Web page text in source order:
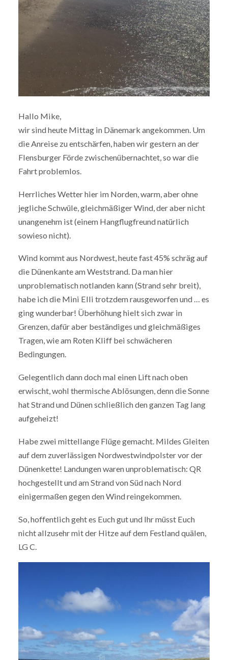
Hallo Mike,
wir sind heute Mittag in Dänemark angekommen. Um
die Anreise zu entschärfen, haben wir gestern an der
Flensburger Förde zwischenübernachtet, so war die
Fahrt problemlos.
Herrliches Wetter hier im Norden, warm, aber ohne
jegliche Schwüle, gleichmäßiger Wind, der aber nicht
unangenehm ist (einem Hangflugfreund natürlich
sowieso nicht).
Wind kommt aus Nordwest, heute fast 45% schräg auf
die Dünenkante am Weststrand. Da man hier
unproblematisch notlanden kann (Strand sehr breit),
habe ich die Mini Elli trotzdem rausgeworfen und … es
ging wunderbar! Überhöhung hielt sich zwar in
Grenzen, dafür aber beständiges und gleichmäßiges
Tragen, wie am Roten Kliff bei schwächeren
Bedingungen.
Gelegentlich dann doch mal einen Lift nach oben
erwischt, wohl thermische Ablösungen, denn die Sonne
hat Strand und Dünen schließlich den ganzen Tag lang
aufgeheizt!
Habe zwei mittellange Flüge gemacht. Mildes Gleiten
auf dem zuverlässigen Nordwestwindpolster vor der
Dünenkette! Landungen waren unproblematisch: QR
hochgestellt und am Strand von Süd nach Nord
einigermaßen gegen den Wind reingekommen.
So, hoffentlich geht es Euch gut und Ihr müsst Euch
nicht allzusehr mit der Hitze auf dem Festland quälen,
LG C.